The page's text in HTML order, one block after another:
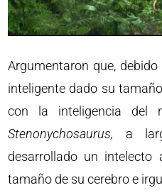
Argumentaron que,
inteligente dado su
con la inteligencia del
Stenonychosaurus, a
desarrollado un intelecto
tamaño de su cerebro e